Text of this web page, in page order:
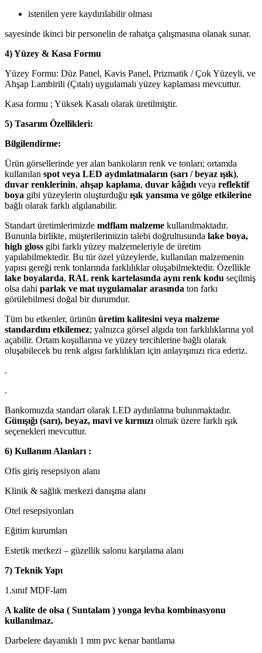
istenilen yere kaydırılabilir olması
sayesinde ikinci bir personelin de rahatça çalışmasına olanak sunar.
4) Yüzey & Kasa Formu
Yüzey Formu: Düz Panel, Kavis Panel, Prizmatik / Çok Yüzeyli, ve
Ahşap Lambirili (Çıtalı) uygulamalı yüzey kaplaması mevcuttur.
Kasa formu ; Yüksek Kasalı olarak üretilmiştir.
5) Tasarım Özellikleri:
Bilgilendirme:
Ürün görsellerinde yer alan bankoların renk ve tonları; ortamda
kullanılan spot veya LED aydınlatmaların (sarı / beyaz ışık),
duvar renklerinin, ahşap kaplama, duvar kâğıdı veya reflektif
boya gibi yüzeylerin oluşturduğu ışık yansıma ve gölge etkilerine
bağlı olarak farklı algılanabilir.
Standart üretimlerimizde mdflam malzeme kullanılmaktadır.
Bununla birlikte, müşterilerimizin talebi doğrultusunda lake boya,
high gloss gibi farklı yüzey malzemeleriyle de üretim
yapılabilmektedir. Bu tür özel yüzeylerde, kullanılan malzemenin
yapısı gereği renk tonlarında farklılıklar oluşabilmektedir. Özellikle
lake boyalarda, RAL renk kartelasında aynı renk kodu seçilmiş
olsa dahi parlak ve mat uygulamalar arasında ton farkı
görülebilmesi doğal bir durumdur.
Tüm bu etkenler, ürünün üretim kalitesini veya malzeme
standardını etkilemez; yalnızca görsel algıda ton farklılıklarına yol
açabilir. Ortam koşullarına ve yüzey tercihlerine bağlı olarak
oluşabilecek bu renk algısı farklılıkları için anlayışınızı rica ederiz.
.
.
Bankomuzda standart olarak LED aydınlatma bulunmaktadır.
Günışığı (sarı), beyaz, mavi ve kırmızı olmak üzere farklı ışık
seçenekleri mevcuttur.
6) Kullanım Alanları :
Ofis giriş resepsiyon alanı
Klinik & sağlık merkezi danışma alanı
Otel resepsiyonları
Eğitim kurumları
Estetik merkezi – güzellik salonu karşılama alanı
7) Teknik Yapı
1.sınıf MDF-lam
A kalite de olsa ( Suntalam ) yonga levha kombinasyonu
kullanılmaz.
Darbelere dayanıklı 1 mm pvc kenar bantlama